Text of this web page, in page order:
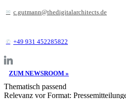
c.gutmann@thedigitalarchitects.de
+49 931 452285822
ZUM NEWSROOM »
Thematisch passend
Relevanz vor Format: